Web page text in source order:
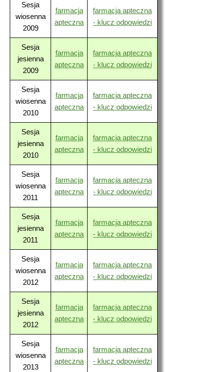
Sesja
wiosenna
2009
farmacja
apteczna
farmacja apteczna
- klucz odpowiedzi
Sesja
jesienna
2009
farmacja
apteczna
farmacja apteczna
- klucz odpowiedzi
Sesja
wiosenna
2010
farmacja
apteczna
farmacja apteczna
- klucz odpowiedzi
Sesja
jesienna
2010
farmacja
apteczna
farmacja apteczna
- klucz odpowiedzi
Sesja
wiosenna
2011
farmacja
apteczna
farmacja apteczna
- klucz odpowiedzi
Sesja
jesienna
2011
farmacja
apteczna
farmacja apteczna
- klucz odpowiedzi
Sesja
wiosenna
2012
farmacja
apteczna
farmacja apteczna
- klucz odpowiedzi
Sesja
jesienna
2012
farmacja
apteczna
farmacja apteczna
- klucz odpowiedzi
Sesja
wiosenna
2013
farmacja
apteczna
farmacja apteczna
- klucz odpowiedzi